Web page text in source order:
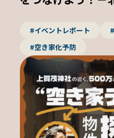
#イベントレポート
#空き家化予防